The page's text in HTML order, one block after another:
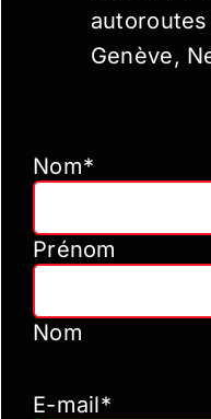
Genève,
Nom*
Prénom
Nom
E-mail*